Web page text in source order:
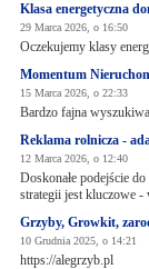
Klasa energetyczna
29 Marca 2026, o 16:50
Oczekujemy klasy
Momentum
15 Marca 2026, o 22:33
Bardzo fajna
Reklama rolnicza -
12 Marca 2026, o 12:40
Doskonałe podejście
strategii jest kluczowe
Grzyby, Growkit,
10 Grudnia 2025, o 14:21
https://alegrzyb.pl